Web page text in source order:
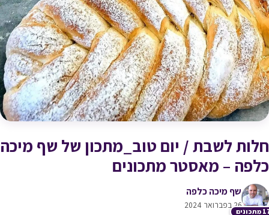
חלות לשבת / יום טוב_מתכון של שף מיכה
כלפה – מאסטר מתכונים
שף מיכה כלפה
26 בפברואר 2024